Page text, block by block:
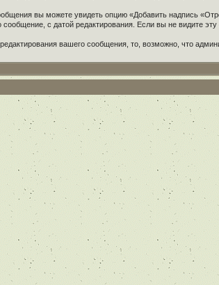
вы можете увидеть опцию «Добавить надпись
сообщение, с датой редактирования. Если вы не видите
вашего сообщения, то, возможно, что